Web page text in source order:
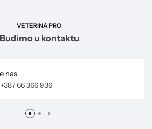
VETERINA PRO
Budimo u kontaktu
nas
66 366 936